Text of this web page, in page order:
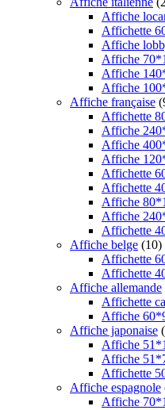
Affiche
Affichette
Affiche
Affiche
Affiche
Affiche
Affiche française
Affichette
Affiche
Affiche
Affiche
Affichette
Affichette
Affiche
Affiche
Affichette
Affiche belge (10)
Affichette
Affichette
Affiche allemande
Affichette
Affiche
Affiche japonaise
Affiche
Affiche
Affichette
Affiche espagnole
Affiche